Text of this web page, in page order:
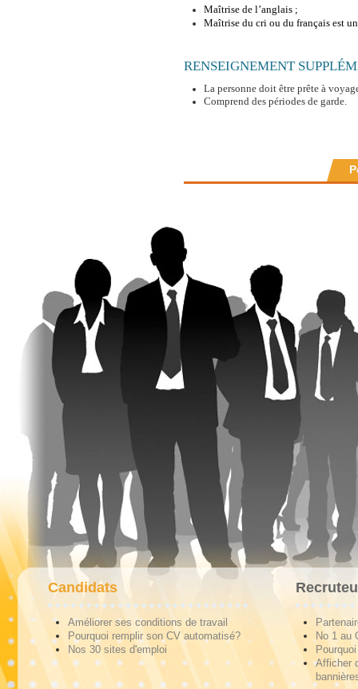
Maîtrise de l’anglais ;
Maîtrise du cri ou du français est
RENSEIGNEMENT
La personne doit être prête à
Comprend des périodes de garde.
Candidats
Améliorer ses conditions de travail
Pourquoi remplir son CV automatisé?
Nos 30 sites d'emploi
No 1 au
Afficher